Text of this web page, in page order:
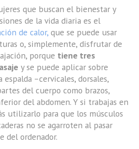
que buscan el bienestar y
de la vida diaria es el
de calor, que se puede usar
o, simplemente, disfrutar de
porque tiene tres
y se puede aplicar sobre
–cervicales, dorsales,
del cuerpo como brazos,
del abdomen. Y si trabajas en
utilizarlo para que los músculos
no se agarroten al pasar
del ordenador.